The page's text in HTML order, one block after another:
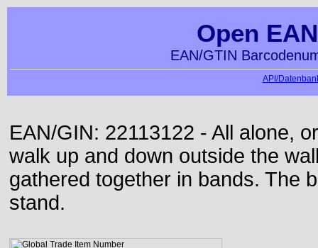
Open
EAN/GTIN
API/
EAN/GIN: 22113122 - All alone,
walk up and down outside the
gathered together in bands. The
stand.